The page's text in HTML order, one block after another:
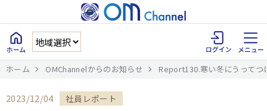
ホーム OMChannelからのお知らせ Report130.寒い冬にうってつ
2023/12/04 社員レポート